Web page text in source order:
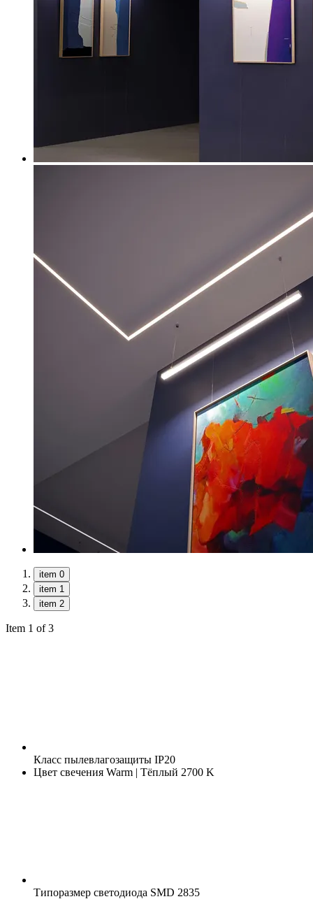
item 0
item 1
item 2
Item 1 of 3
Класс пылевлагозащиты IP20
Цвет свечения Warm | Тёплый 2700 K
Типоразмер светодиода SMD 2835